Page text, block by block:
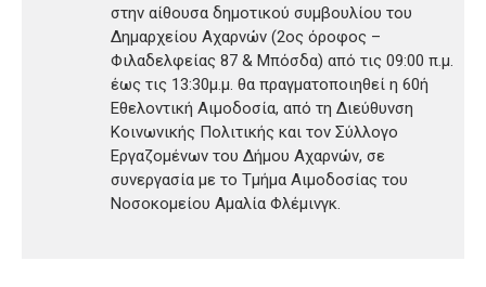
στην αίθουσα δημοτικού συμβουλίου του
Δημαρχείου Αχαρνών (2ος όροφος –
Φιλαδελφείας 87 & Μπόσδα) από τις 09:00 π.μ.
έως τις 13:30μ.μ. θα πραγματοποιηθεί η 60ή
Εθελοντική Αιμοδοσία, από τη Διεύθυνση
Κοινωνικής Πολιτικής και τον Σύλλογο
Εργαζομένων του Δήμου Αχαρνών, σε
συνεργασία με το Τμήμα Αιμοδοσίας του
Νοσοκομείου Αμαλία Φλέμινγκ.